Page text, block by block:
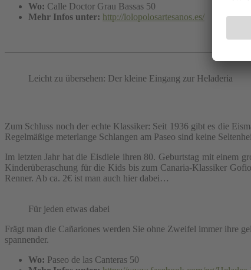
Wo: Calle Doctor Grau Bassas 50
Mehr Infos unter: http://lolopolosartesanos.es/
Leicht zu übersehen: Der kleine Eingang zur Heladeria
Zum Schluss noch der echte Klassiker: Seit 1936 gibt es die
Regelmäßige meterlange Schlangen am Paseo sind keine
Im letzten Jahr hat die Eisdiele ihren 80. Geburtstag mit einem
Kinderüberaschung für die Kids bis zum Canaria-Klassiker
Renner. Ab ca. 2€ ist man auch hier dabei…
Für jeden etwas dabei
Frägt man die Cañariones werden Sie ohne Zweifel immer ihre
spannender.
Wo: Paseo de las Canteras 50